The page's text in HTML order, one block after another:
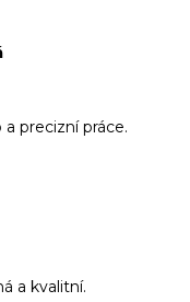
precizní práce.
a kvalitní.